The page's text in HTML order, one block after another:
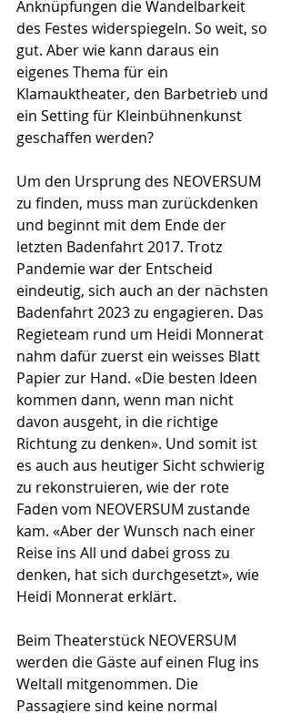
Anknüpfungen die Wandelbarkeit
des Festes widerspiegeln. So weit, so
gut. Aber wie kann daraus ein
eigenes Thema für ein
Klamauktheater, den Barbetrieb und
ein Setting für Kleinbühnenkunst
geschaffen werden?
Um den Ursprung des NEOVERSUM
zu finden, muss man zurückdenken
und beginnt mit dem Ende der
letzten Badenfahrt 2017. Trotz
Pandemie war der Entscheid
eindeutig, sich auch an der nächsten
Badenfahrt 2023 zu engagieren. Das
Regieteam rund um Heidi Monnerat
nahm dafür zuerst ein weisses Blatt
Papier zur Hand. «Die besten Ideen
kommen dann, wenn man nicht
davon ausgeht, in die richtige
Richtung zu denken». Und somit ist
es auch aus heutiger Sicht schwierig
zu rekonstruieren, wie der rote
Faden vom NEOVERSUM zustande
kam. «Aber der Wunsch nach einer
Reise ins All und dabei gross zu
denken, hat sich durchgesetzt», wie
Heidi Monnerat erklärt.
Beim Theaterstück NEOVERSUM
werden die Gäste auf einen Flug ins
Weltall mitgenommen. Die
Passagiere sind keine normal